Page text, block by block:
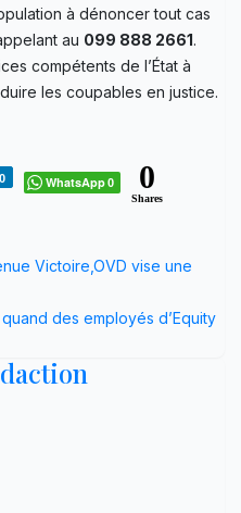
à dénoncer tout cas
au 099 888 2661.
compétents de l’État à
les coupables en justice.
0 WhatsApp0 0
Shares
Victoire,OVD vise une
des employés d’Equity